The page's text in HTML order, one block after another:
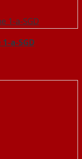
a-SGD